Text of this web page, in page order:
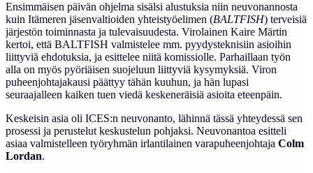
Ensimmäisen päivän ohjelma sisälsi alustuksia niin neuvonannosta
kuin Itämeren jäsenvaltioiden yhteistyöelimen (BALTFISH) terveisiä
järjestön toiminnasta ja tulevaisuudesta. Virolainen Kaire Märtin
kertoi, että BALTFISH valmistelee mm. pyydysteknisiin asioihin
liittyviä ehdotuksia, ja esittelee niitä komissiolle. Parhaillaan työn
alla on myös pyöriäisen suojeluun liittyviä kysymyksiä. Viron
puheenjohtajakausi päättyy tähän kuuhun, ja hän lupasi
seuraajalleen kaiken tuen viedä keskeneräisiä asioita eteenpäin.
Keskeisin asia oli ICES:n neuvonanto, lähinnä tässä yhteydessä sen
prosessi ja perustelut keskustelun pohjaksi. Neuvonantoa esitteli
asiaa valmistelleen työryhmän irlantilainen varapuheenjohtaja Colm
Lordan.